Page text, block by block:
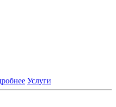
Услуги